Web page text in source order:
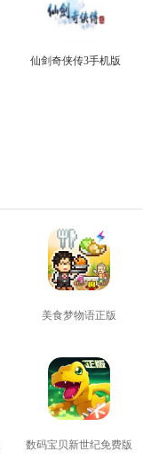
仙剑奇侠传3手机版
美食梦物语正版
数码宝贝新世纪免费版